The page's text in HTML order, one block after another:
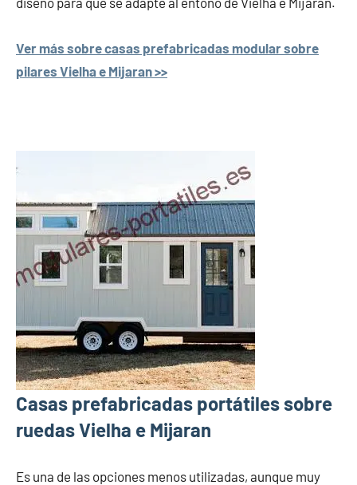
Ver más sobre casas prefabricadas modular sobre
pilares Vielha e Mijaran >>
Casas prefabricadas portátiles sobre
ruedas Vielha e Mijaran
Es una de las opciones menos utilizadas, aunque muy